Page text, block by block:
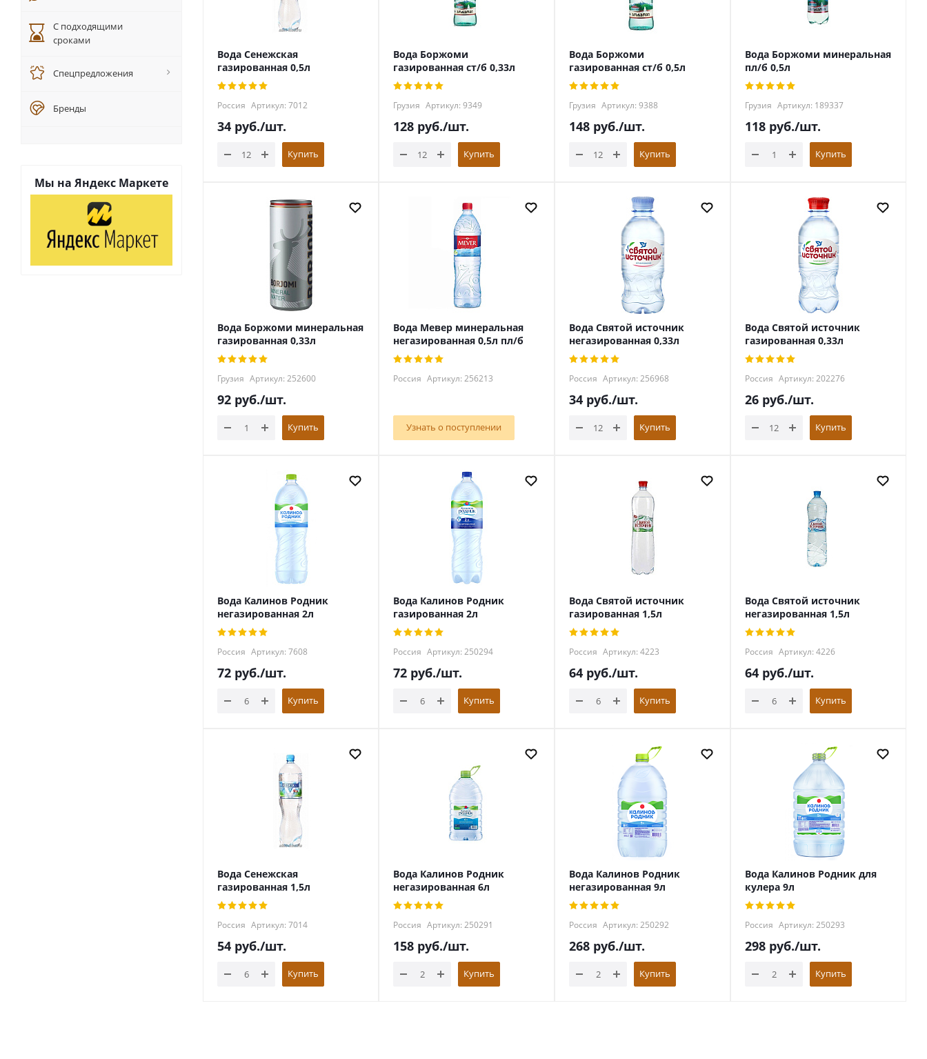
Вода Сенежская
газированная 0,5л
Россия Артикул: 7012
34 руб./шт.
Купить
Вода Боржоми
газированная ст/б 0,33л
Грузия Артикул: 9349
128 руб./шт.
Купить
Вода Боржоми
газированная ст/б 0,5л
Грузия Артикул: 9388
148 руб./шт.
Купить
Вода Боржоми минеральная
пл/б 0,5л
Грузия Артикул: 189337
118 руб./шт.
Купить
Вода Боржоми минеральная
газированная 0,33л
Грузия Артикул: 252600
92 руб./шт.
Купить
Вода Мевер минеральная
негазированная 0,5л пл/б
Россия Артикул: 256213
Узнать о поступлении
Вода Святой источник
негазированная 0,33л
Россия Артикул: 256968
34 руб./шт.
Купить
Вода Святой источник
газированная 0,33л
Россия Артикул: 202276
26 руб./шт.
Купить
Вода Калинов Родник
негазированная 2л
Россия Артикул: 7608
72 руб./шт.
Купить
Вода Калинов Родник
газированная 2л
Россия Артикул: 250294
72 руб./шт.
Купить
Вода Святой источник
газированная 1,5л
Россия Артикул: 4223
64 руб./шт.
Купить
Вода Святой источник
негазированная 1,5л
Россия Артикул: 4226
64 руб./шт.
Купить
Вода Сенежская
газированная 1,5л
Россия Артикул: 7014
54 руб./шт.
Купить
Вода Калинов Родник
негазированная 6л
Россия Артикул: 250291
158 руб./шт.
Купить
Вода Калинов Родник
негазированная 9л
Россия Артикул: 250292
268 руб./шт.
Купить
Вода Калинов Родник для
кулера 9л
Россия Артикул: 250293
298 руб./шт.
Купить
С подходящими
сроками
Спецпредложения
Бренды
Мы на Яндекс Маркете